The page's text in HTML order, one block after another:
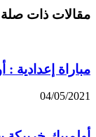
مقالات ذات صلة
مباراة إعدادية
04/05/2021